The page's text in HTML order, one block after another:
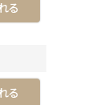
る
る